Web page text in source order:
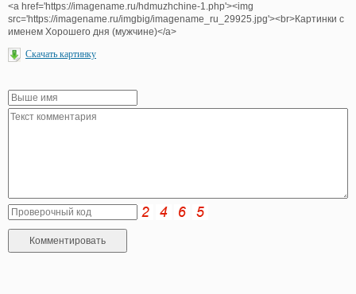
<a href='https://imagename.ru/hdmuzhchine-1.php'><img
src='https://imagename.ru/imgbig/imagename_ru_29925.jpg'><br>Картинки с
именем Хорошего дня (мужчине)</a>
Скачать картинку